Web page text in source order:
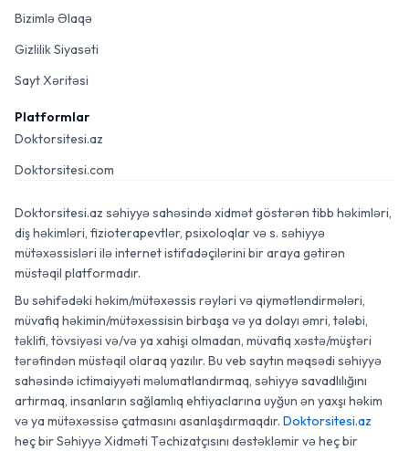
Bizimlə Əlaqə
Gizlilik Siyasəti
Sayt Xəritəsi
Platformlar
Doktorsitesi.az
Doktorsitesi.com
Doktorsitesi.az səhiyyə sahəsində xidmət göstərən tibb həkimləri,
diş həkimləri, fizioterapevtlər, psixoloqlar və s. səhiyyə
mütəxəssisləri ilə internet istifadəçilərini bir araya gətirən
müstəqil platformadır.
Bu səhifədəki həkim/mütəxəssis rəyləri və qiymətləndirmələri,
müvafiq həkimin/mütəxəssisin birbaşa və ya dolayı əmri, tələbi,
təklifi, tövsiyəsi və/və ya xahişi olmadan, müvafiq xəstə/müştəri
tərəfindən müstəqil olaraq yazılır. Bu veb saytın məqsədi səhiyyə
sahəsində ictimaiyyəti məlumatlandırmaq, səhiyyə savadlılığını
artırmaq, insanların sağlamlıq ehtiyaclarına uyğun ən yaxşı həkim
və ya mütəxəssisə çatmasını asanlaşdırmaqdır. Doktorsitesi.az
heç bir Səhiyyə Xidməti Təchizatçısını dəstəkləmir və heç bir